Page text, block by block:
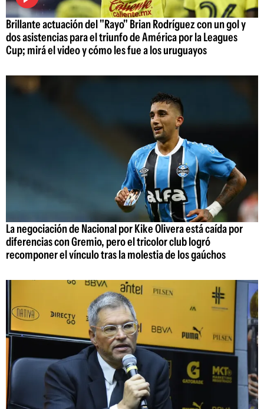
Brillante actuación del "Rayo" Brian Rodríguez con un gol y
dos asistencias para el triunfo de América por la Leagues
Cup; mirá el video y cómo les fue a los uruguayos
La negociación de Nacional por Kike Olivera está caída por
diferencias con Gremio, pero el tricolor club logró
recomponer el vínculo tras la molestia de los gaúchos